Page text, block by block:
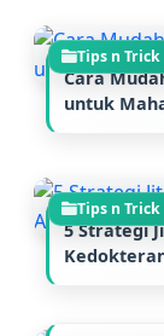
Tips n Trick
Cara
untuk
Tips n Trick
5 Strategi